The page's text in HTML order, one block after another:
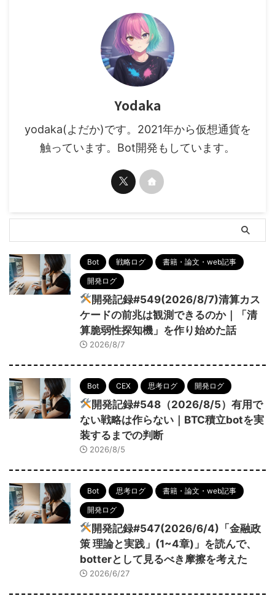
Yodaka
yodaka(よだか)です。2021年から仮想通貨を
触っています。Bot開発もしています。
Bot 戦略ログ 書籍・論文・web記事
開発ログ
開発記録#549(2026/8/7)清算カス
ケードの前兆は観測できるのか｜「清
算脆弱性探知機」を作り始めた話
2026/8/7
Bot CEX 思考ログ 開発ログ
開発記録#548（2026/8/5）有用で
ない戦略は作らない｜BTC積立botを実
装するまでの判断
2026/8/5
Bot 思考ログ 書籍・論文・web記事
開発ログ
開発記録#547(2026/6/4)「金融政
策 理論と実践」(1~4章)」を読んで、
botterとして見るべき摩擦を考えた
2026/6/27